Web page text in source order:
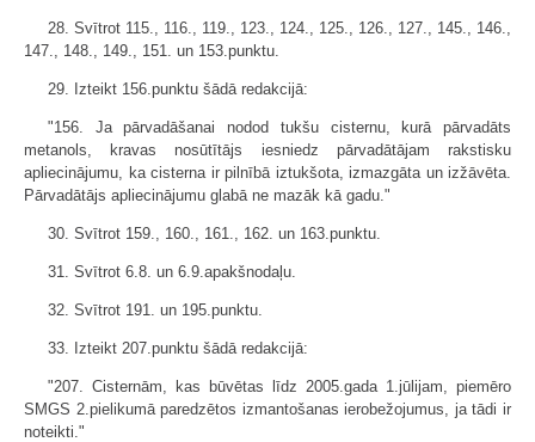
28. Svītrot 115., 116., 119., 123., 124., 125., 126., 127., 145., 146.,
147., 148., 149., 151. un 153.punktu.
29. Izteikt 156.punktu šādā redakcijā:
"156. Ja pārvadāšanai nodod tukšu cisternu, kurā pārvadāts
metanols, kravas nosūtītājs iesniedz pārvadātājam rakstisku
apliecinājumu, ka cisterna ir pilnībā iztukšota, izmazgāta un izžāvēta.
Pārvadātājs apliecinājumu glabā ne mazāk kā gadu."
30. Svītrot 159., 160., 161., 162. un 163.punktu.
31. Svītrot 6.8. un 6.9.apakšnodaļu.
32. Svītrot 191. un 195.punktu.
33. Izteikt 207.punktu šādā redakcijā:
"207. Cisternām, kas būvētas līdz 2005.gada 1.jūlijam, piemēro
SMGS 2.pielikumā paredzētos izmantošanas ierobežojumus, ja tādi ir
noteikti."